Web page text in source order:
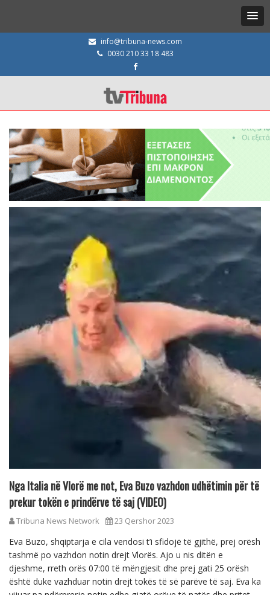
info@tribuna-news.com
0030 210 33 18 483
Nga Italia në Vlorë me not, Eva Buzo vazhdon udhëtimin për të
prekur tokën e prindërve të saj (VIDEO)
Tribuna News Network 23 Qershor 2023
Eva Buzo, shqiptarja e cila vendosi t’i sfidojë të gjithë, prej orësh
tashmë po vazhdon notin drejt Vlorës. Ajo u nis ditën e
djeshme, rreth orës 07:00 të mëngjesit dhe prej gati 25 orësh
është duke vazhduar notin drejt tokës të së parëve të saj. Eva ka